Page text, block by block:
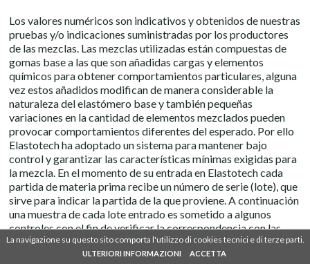
Los valores numéricos son indicativos y obtenidos de nuestras
pruebas y/o indicaciones suministradas por los productores
de las mezclas. Las mezclas utilizadas están compuestas de
gomas base a las que son añadidas cargas y elementos
químicos para obtener comportamientos particulares, alguna
vez estos añadidos modifican de manera considerable la
naturaleza del elastómero base y también pequeñas
variaciones en la cantidad de elementos mezclados pueden
provocar comportamientos diferentes del esperado. Por ello
Elastotech ha adoptado un sistema para mantener bajo
control y garantizar las características mínimas exigidas para
la mezcla. En el momento de su entrada en Elastotech cada
partida de materia prima recibe un número de serie (lote), que
sirve para indicar la partida de la que proviene. A continuación
una muestra de cada lote entrado es sometido a algunos
controles con el fin de verificar la correspondencia con las
características exigidas; solo una vez superados los controles
el "lote" de mezcla es enviado al sector productivo. La
EN FR
La navigazione su questo sito comporta l'utilizzo di cookies tecnici e di terze parti.
ULTERIORI INFORMAZIONI ACCETTA
La navigazione su questo sito comporta l'utilizzo di cookies tecnici e di terze parti.
ULTERIORI INFORMAZIONI ACCETTA